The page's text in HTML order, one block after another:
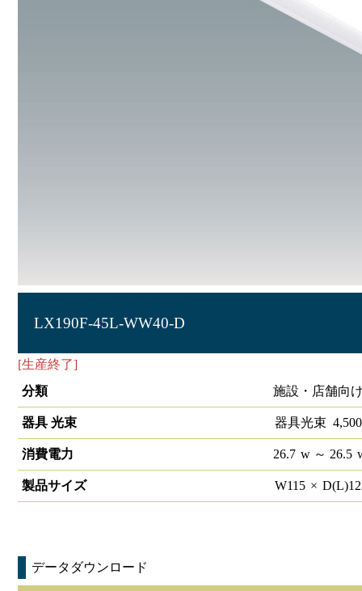
LX190F-45L-WW40-D
[生産終了]
分類
施設・店舗向
器具 光束 器具光束 4,500
消費電力 26.7 w～ 26.5
製品サイズ W115 × D(L)
データダウンロード